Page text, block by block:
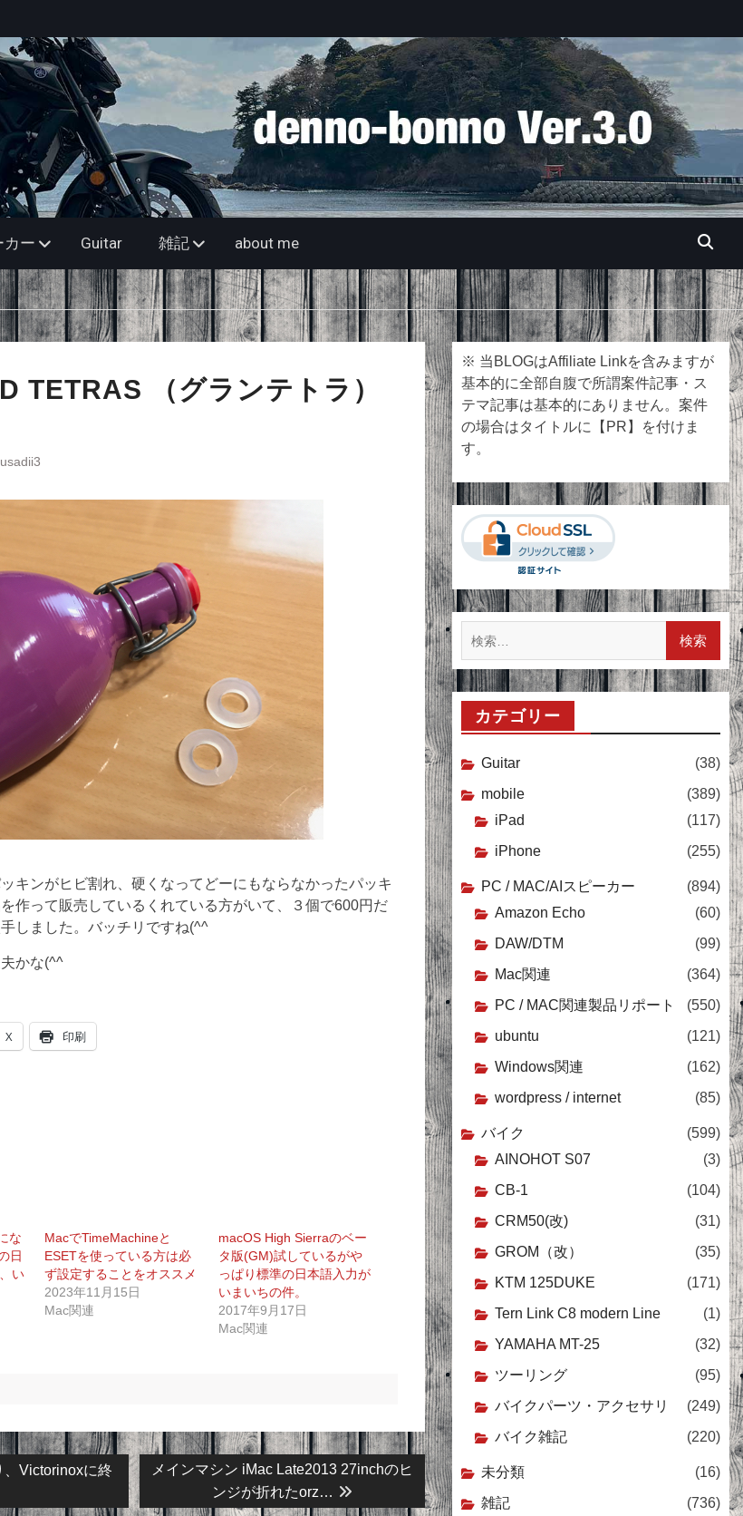
カー Guitar 雑記 about me
TETRAS （グランテトラ）
usadii3
キンがヒビ割れ、硬くなってどーにもならなかったパッキ
作って販売しているくれている方がいて、３個で600円だ
しました。バッチリですね(^^
かな(^^
X 印刷
な
日
い
MacでTimeMachineと
ESETを使っている方は必
ず設定することをオススメ
2023年11月15日
Mac関連
macOS High Sierraのベー
タ版(GM)試しているがや
っぱり標準の日本語入力が
いまいちの件。
2017年9月17日
Mac関連
Victorinoxに終
Next
メインマシン iMac Late2013 27inchのヒ
ンジが折れたorz…
※ 当BLOGはAffiliate Linkを含みますが
基本的に全部自腹で所謂案件記事・ス
テマ記事は基本的にありません。案件
の場合はタイトルに【PR】を付けま
す。
索:
カテゴリー
Guitar
(38)
mobile
(389)
iPad
(117)
iPhone
(255)
PC / MAC/AIスピーカー
(894)
Amazon Echo
(60)
DAW/DTM
(99)
Mac関連
(364)
PC / MAC関連製品リポート
(550)
ubuntu
(121)
Windows関連
(162)
wordpress / internet
(85)
バイク
(599)
AINOHOT S07
(3)
CB-1
(104)
CRM50(改)
(31)
GROM（改）
(35)
KTM 125DUKE
(171)
Tern Link C8 modern Line
(1)
YAMAHA MT-25
(32)
ツーリング
(95)
バイクパーツ・アクセサリ
(249)
バイク雑記
(220)
未分類
(16)
雑記
(736)